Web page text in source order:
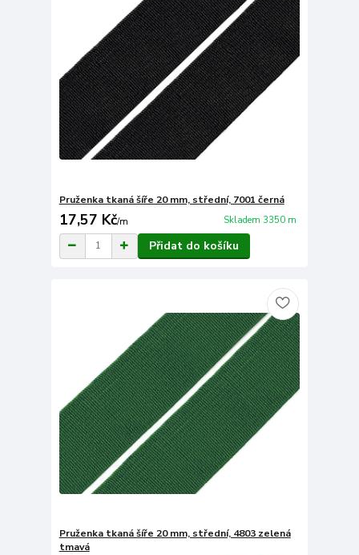
Pruženka tkaná šíře 20 mm, střední, 7001 černá
17,57 Kč/m Skladem 3350 m
Přidat do košíku
Pruženka tkaná šíře 20 mm, střední, 4803 zelená
tmavá